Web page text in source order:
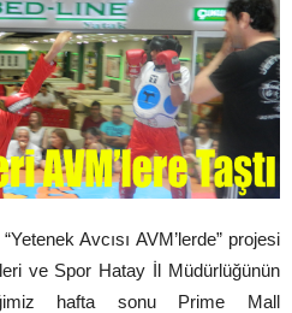
Avcısı AVM’lerde” projesi
ve Spor Hatay İl Müdürlüğünün
hafta sonu Prime Mall